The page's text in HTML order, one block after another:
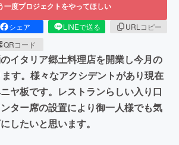
一度プロジェクトをやってほしい
シェア LINEで送る
URLコピー
QRコード
イタリア郷土料理店を開業し今月の
す。様々なアクシデントがあり現在
ヤ板です。レストランらしい入り口
ター席の設置により御一人様でも気
したいと思います。